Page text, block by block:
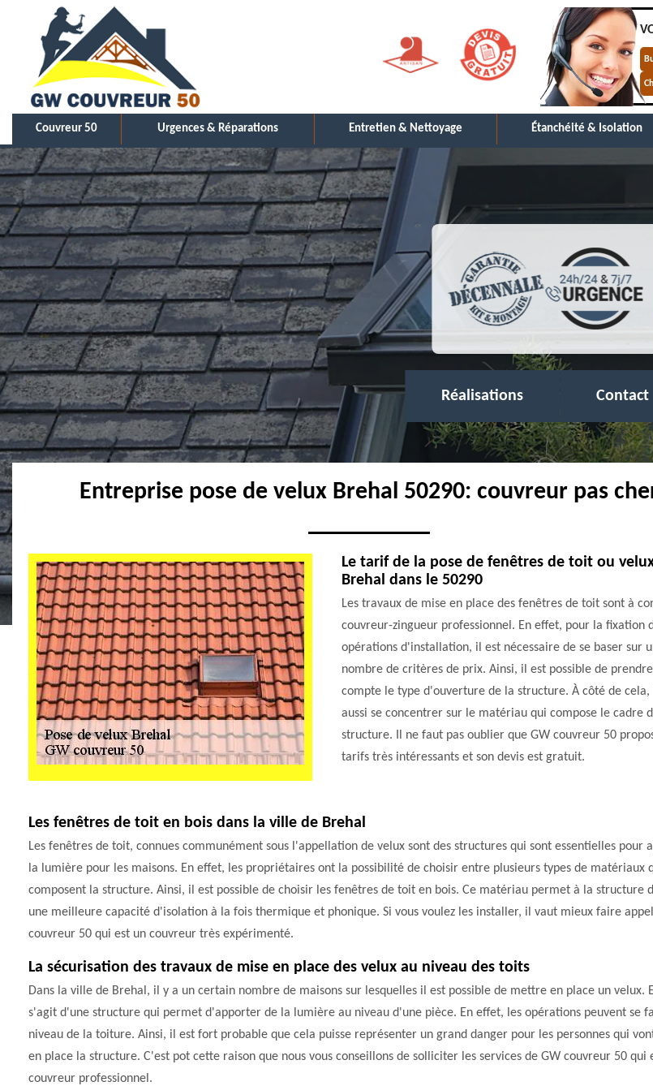
Couvreur 50 Urgences & Réparations Entretien & Nettoyage Étanchéité & Isolation
Réalisations Contact
Entreprise pose de velux Brehal 50290: couvreur pas
Le tarif de la pose de fenêtres de toit ou
Brehal dans le 50290
Les travaux de mise en place des fenêtres de toit sont à
couvreur-zingueur professionnel. En effet, pour la fixation
opérations d'installation, il est nécessaire de se baser sur
nombre de critères de prix. Ainsi, il est possible de
compte le type d'ouverture de la structure. À côté de
aussi se concentrer sur le matériau qui compose le cadre
structure. Il ne faut pas oublier que GW couvreur 50
tarifs très intéressants et son devis est gratuit.
Les fenêtres de toit en bois dans la ville de Brehal
Les fenêtres de toit, connues communément sous l'appellation de velux sont des structures qui sont essentielles pour
la lumière pour les maisons. En effet, les propriétaires ont la possibilité de choisir entre plusieurs types de matériaux
composent la structure. Ainsi, il est possible de choisir les fenêtres de toit en bois. Ce matériau permet à la structure
une meilleure capacité d'isolation à la fois thermique et phonique. Si vous voulez les installer, il vaut mieux faire
couvreur 50 qui est un couvreur très expérimenté.
La sécurisation des travaux de mise en place des velux au niveau des toits
Dans la ville de Brehal, il y a un certain nombre de maisons sur lesquelles il est possible de mettre en place un velux.
s'agit d'une structure qui permet d'apporter de la lumière au niveau d'une pièce. En effet, les opérations peuvent se
niveau de la toiture. Ainsi, il est fort probable que cela puisse représenter un grand danger pour les personnes qui
en place la structure. C'est pot cette raison que nous vous conseillons de solliciter les services de GW couvreur 50 qui
couvreur professionnel.